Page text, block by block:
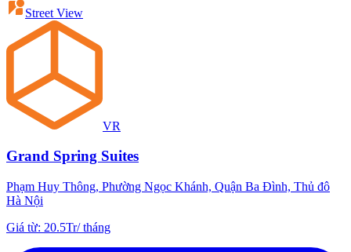
Street View
VR
Grand Spring Suites
Phạm Huy Thông, Phường Ngọc Khánh, Quận Ba Đình, Thủ đô
Hà Nội
Giá từ: 20.5Tr/tháng